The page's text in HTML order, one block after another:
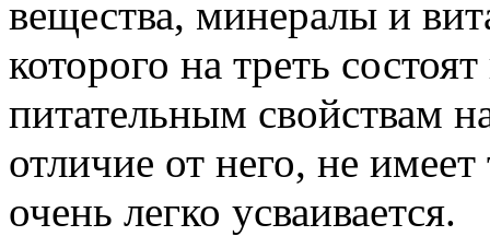
вещества, минералы и
которого на треть
питательным свойствам
отличие от него, не
очень легко усваивается.